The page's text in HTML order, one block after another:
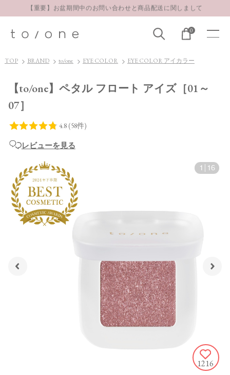
お得な定期購入コースはこちら
【重要】お盆期間中のお問い合わせと商品配送に関しまして
お得な定期購入コースはこちら
0
TOP BRAND to/one EYE COLOR EYE COLOR アイカラー
【to/one】ペタル フロート アイズ［01～
07］
レビューを見る
1 16
1216